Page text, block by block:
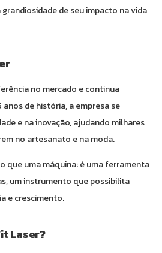
de seu impacto na vida
no mercado e continua
anos de história, a empresa se
e na inovação, ajudando milhares
no artesanato e na moda.
que uma máquina: é uma ferramenta
um instrumento que possibilita
e crescimento.
Laser?